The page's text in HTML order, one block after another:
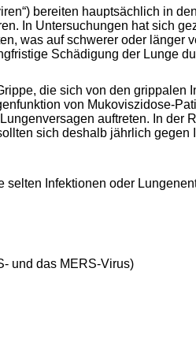
bereiten hauptsächlich in
In Untersuchungen hat sich
was auf schwerer oder länger
Schädigung der Lunge
die sich von den
von Mukoviszidose-
auftreten. In der
sich deshalb jährlich gegen
selten Infektionen oder
und das MERS-Virus)